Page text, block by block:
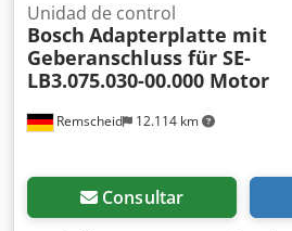
Remscheid 12.114 km
Unidad de control
Bosch Adapterplatte mit
Geberanschluss für SE-
LB3.075.030-00.000 Motor
Consultar